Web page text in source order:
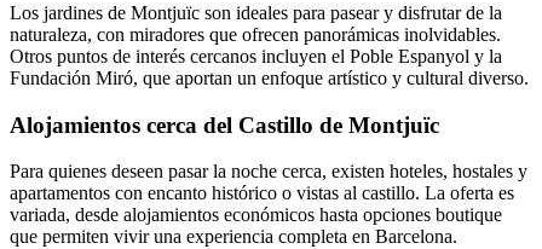
Los jardines de Montjuïc son ideales para pasear y disfrutar de la
naturaleza, con miradores que ofrecen panorámicas inolvidables.
Otros puntos de interés cercanos incluyen el Poble Espanyol y la
Fundación Miró, que aportan un enfoque artístico y cultural diverso.
Alojamientos cerca del Castillo de Montjuïc
Para quienes deseen pasar la noche cerca, existen hoteles, hostales y
apartamentos con encanto histórico o vistas al castillo. La oferta es
variada, desde alojamientos económicos hasta opciones boutique
que permiten vivir una experiencia completa en Barcelona.